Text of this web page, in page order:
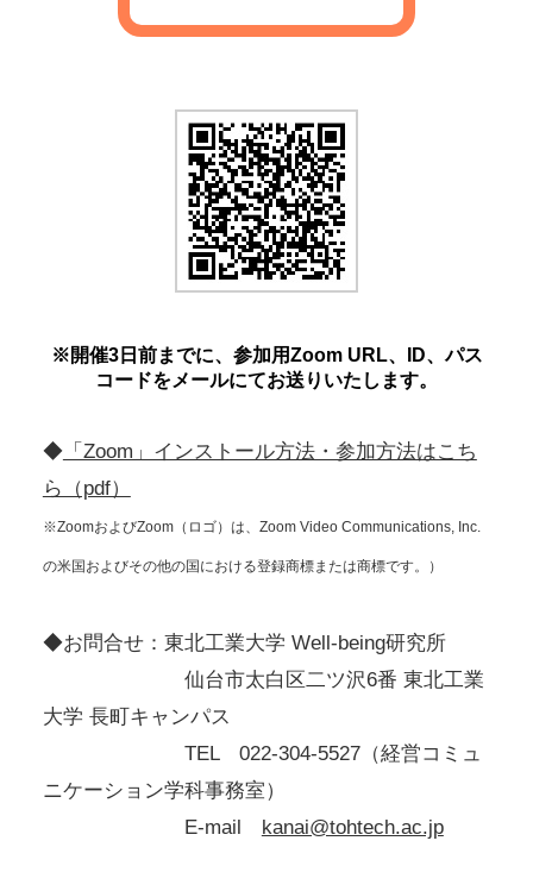
※開催3日前までに、参加用Zoom URL、ID、パス
コードをメールにてお送りいたします。
◆「Zoom」インストール方法・参加方法はこち
ら（pdf）
※ZoomおよびZoom（ロゴ）は、Zoom Video Communications, Inc.
の米国およびその他の国における登録商標または商標です。）
◆お問合せ：東北工業大学 Well-being研究所
仙台市太白区二ツ沢6番 東北工業
大学 長町キャンパス
TEL 022-304-5527（経営コミュ
ニケーション学科事務室）
E-mail
kanai@tohtech.ac.jp